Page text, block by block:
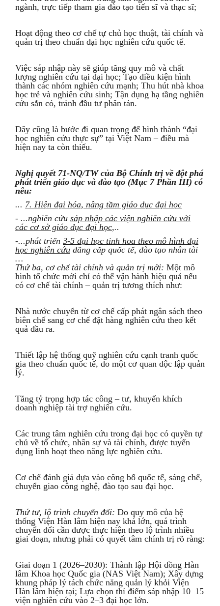
ngành, trực tiếp tham gia đào tạo tiến sĩ và thạc sĩ;
Hoạt động theo cơ chế tự chủ học thuật, tài chính và
quản trị theo chuẩn đại học nghiên cứu quốc tế.
Việc sáp nhập này sẽ giúp tăng quy mô và chất
lượng nghiên cứu tại đại học; Tạo điều kiện hình
thành các nhóm nghiên cứu mạnh; Thu hút nhà khoa
học trẻ và nghiên cứu sinh; Tận dụng hạ tầng nghiên
cứu sẵn có, tránh đầu tư phân tán.
Đây cũng là bước đi quan trọng để hình thành “đại
học nghiên cứu thực sự” tại Việt Nam – điều mà
hiện nay ta còn thiếu.
Nghị quyết 71-NQ/TW của Bộ Chính trị về đột phá
phát triển giáo dục và đào tạo (Mục 7 Phần III) có
nêu:
... 7. Hiện đại hóa, nâng tầm giáo dục đại học
- ...nghiên cứu sáp nhập các viện nghiên cứu với
các cơ sở giáo dục đại học,..
-...phát triển 3-5 đại học tinh hoa theo mô hình đại
học nghiên cứu đẳng cấp quốc tế, đào tạo nhân tài
…
Thứ ba, cơ chế tài chính và quản trị mới: Một mô
hình tổ chức mới chỉ có thể vận hành hiệu quả nếu
có cơ chế tài chính – quản trị tương thích như:
Nhà nước chuyển từ cơ chế cấp phát ngân sách theo
biên chế sang cơ chế đặt hàng nghiên cứu theo kết
quả đầu ra.
Thiết lập hệ thống quỹ nghiên cứu cạnh tranh quốc
gia theo chuẩn quốc tế, do một cơ quan độc lập quản
lý.
Tăng tỷ trọng hợp tác công – tư, khuyến khích
doanh nghiệp tài trợ nghiên cứu.
Các trung tâm nghiên cứu trong đại học có quyền tự
chủ về tổ chức, nhân sự và tài chính, được tuyển
dụng linh hoạt theo năng lực nghiên cứu.
Cơ chế đánh giá dựa vào công bố quốc tế, sáng chế,
chuyển giao công nghệ, đào tạo sau đại học.
Thứ tư, lộ trình chuyển đổi: Do quy mô của hệ
thống Viện Hàn lâm hiện nay khá lớn, quá trình
chuyển đổi cần được thực hiện theo lộ trình nhiều
giai đoạn, nhưng phải có quyết tâm chính trị rõ ràng:
Giai đoạn 1 (2026–2030): Thành lập Hội đồng Hàn
lâm Khoa học Quốc gia (NAS Việt Nam); Xây dựng
khung pháp lý tách chức năng quản lý khỏi Viện
Hàn lâm hiện tại; Lựa chọn thí điểm sáp nhập 10–15
viện nghiên cứu vào 2–3 đại học lớn.